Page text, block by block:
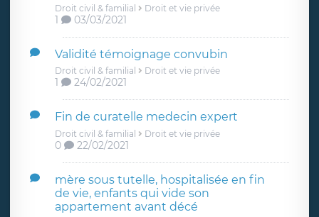
Droit civil & familial Droit et vie privée
1 03/03/2021
Validité témoignage convubin
Droit civil & familial Droit et vie privée
1 24/02/2021
Fin de curatelle medecin expert
Droit civil & familial Droit et vie privée
0 22/02/2021
mère sous tutelle, hospitalisée en fin
de vie, enfants qui vide son
appartement avant décé